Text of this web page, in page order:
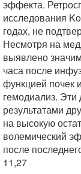
эффекта.
исследования
годах, не
Несмотря на
выявлено
часа после
функцией почек
гемодиализ.
результатами
на высокую
волемический
после
11,27